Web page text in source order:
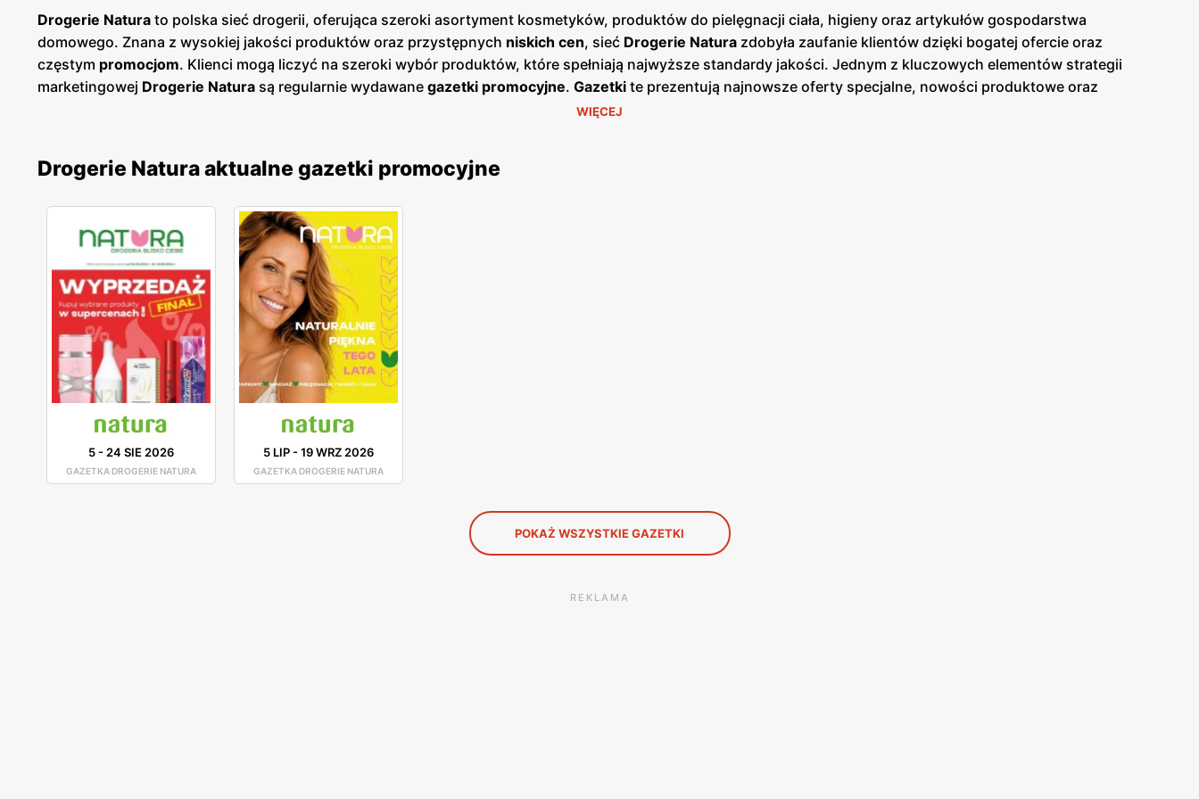
Drogerie Natura to polska sieć drogerii, oferująca szeroki asortyment kosmetyków, produktów do pielęgnacji ciała, higieny oraz artykułów gospodarstwa
domowego. Znana z wysokiej jakości produktów oraz przystępnych niskich cen, sieć Drogerie Natura zdobyła zaufanie klientów dzięki bogatej ofercie oraz
częstym promocjom. Klienci mogą liczyć na szeroki wybór produktów, które spełniają najwyższe standardy jakości. Jednym z kluczowych elementów strategii
marketingowej Drogerie Natura są regularnie wydawane gazetki promocyjne. Gazetki te prezentują najnowsze oferty specjalne, nowości produktowe oraz
sezonowe wyprzedaże, dzięki czemu klienci mogą planować swoje zakupy i korzystać z wyjątkowych okazji cenowych. Są one dostępne zarówno w formie
odpowiednich produktów, oferując fachowe doradztwo kosmetyczne oraz porady dotyczące pielęgnacji skóry i włosów. Dzięki temu
popularne marki, jak i produkty własne, które są dostępne w atrakcyjnych
sprostać oczekiwaniom klientów poszukujących skutecznych i bezpiecznych rozwiązań kosmetycznych oraz pielęgnacyjnych.
WIĘCEJ
Drogerie Natura aktualne gazetki promocyjne
5- 24 SIE 2026
GAZETKA DROGERIE NATURA
5 LIP-19 WRZ 2026
GAZETKA DROGERIE NATURA
POKAŻ WSZYSTKIE GAZETKI
REKLAMA